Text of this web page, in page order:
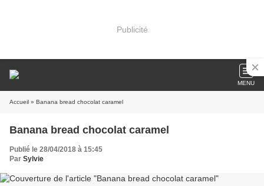
Publicité
MENU
Accueil » Banana bread chocolat caramel
Banana bread chocolat caramel
Publié le 28/04/2018 à 15:45
Par Sylvie